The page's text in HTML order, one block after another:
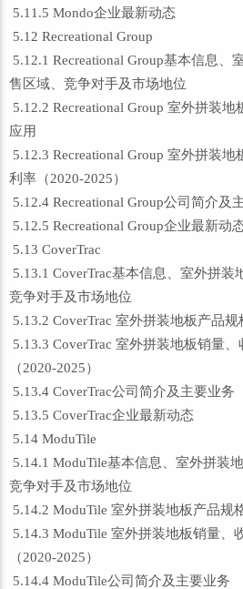
5.11.5 Mondo企业最新动态
5.12 Recreational Group
5.12.1 Recreational Group基本信息、
售区域、竞争对手及市场地位
5.12.2 Recreational Group 室外拼装
应用
5.12.3 Recreational Group 室外拼装
利率（2020-2025）
5.12.4 Recreational Group公司简介及
5.12.5 Recreational Group企业最新动
5.13 CoverTrac
5.13.1 CoverTrac基本信息、室外拼装
竞争对手及市场地位
5.13.2 CoverTrac 室外拼装地板产品
5.13.3 CoverTrac 室外拼装地板销量
（2020-2025）
5.13.4 CoverTrac公司简介及主要业务
5.13.5 CoverTrac企业最新动态
5.14 ModuTile
5.14.1 ModuTile基本信息、室外拼装
竞争对手及市场地位
5.14.2 ModuTile 室外拼装地板产品规
5.14.3 ModuTile 室外拼装地板销量、
（2020-2025）
5.14.4 ModuTile公司简介及主要业务